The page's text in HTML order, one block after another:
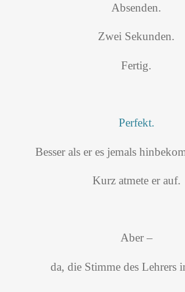
Absenden.
Zwei Sekunden.
Fertig.
Perfekt.
Besser als er es jemals
Kurz atmete er auf.
Aber –
da, die Stimme des Lehrers